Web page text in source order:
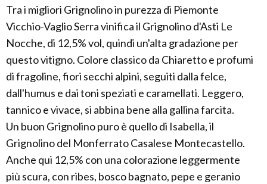
Tra i migliori Grignolino in purezza di Piemonte
Vicchio-Vaglio Serra vinifica il Grignolino d'Asti Le
Nocche, di 12,5% vol, quindi un'alta gradazione per
questo vitigno. Colore classico da Chiaretto e profumi
di fragoline, fiori secchi alpini, seguiti dalla felce,
dall'humus e dai toni speziati e caramellati. Leggero,
tannico e vivace, si abbina bene alla gallina farcita.
Un buon Grignolino puro è quello di Isabella, il
Grignolino del Monferrato Casalese Montecastello.
Anche qui 12,5% con una colorazione leggermente
più scura, con ribes, bosco bagnato, pepe e geranio